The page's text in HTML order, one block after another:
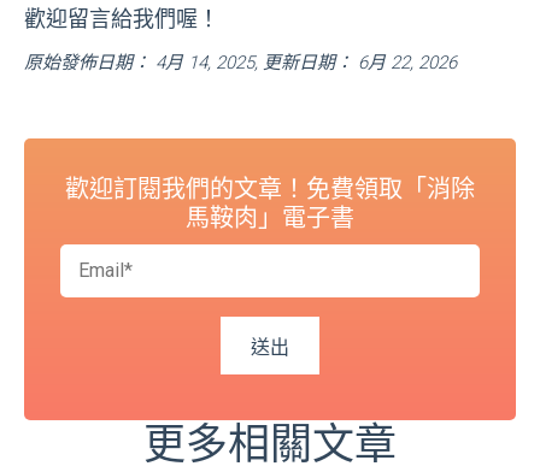
歡迎留言給我們喔！
原始發佈日期： 4月 14, 2025, 更新日期： 6月 22, 2026
歡迎訂閱我們的文章！免費領取「消除
馬鞍肉」電子書
更多相關文章